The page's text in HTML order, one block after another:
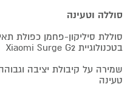
סוללה וטעינה
בטכנולוגיית Xiaomi Surge G2
טעינה